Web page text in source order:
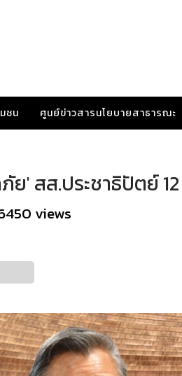
ชน ศูนย์ข่าวสารนโยบายสาธารณะ
' สส.ประชาธิปัตย์
views